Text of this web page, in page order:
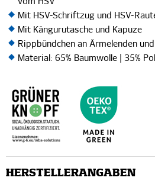
Mit HSV-Schriftzug und HSV-
Mit Kängurutasche und Kapuze
Rippbündchen an Ärmelenden
Material: 65% Baumwolle | 35%
HERSTELLERANGABEN